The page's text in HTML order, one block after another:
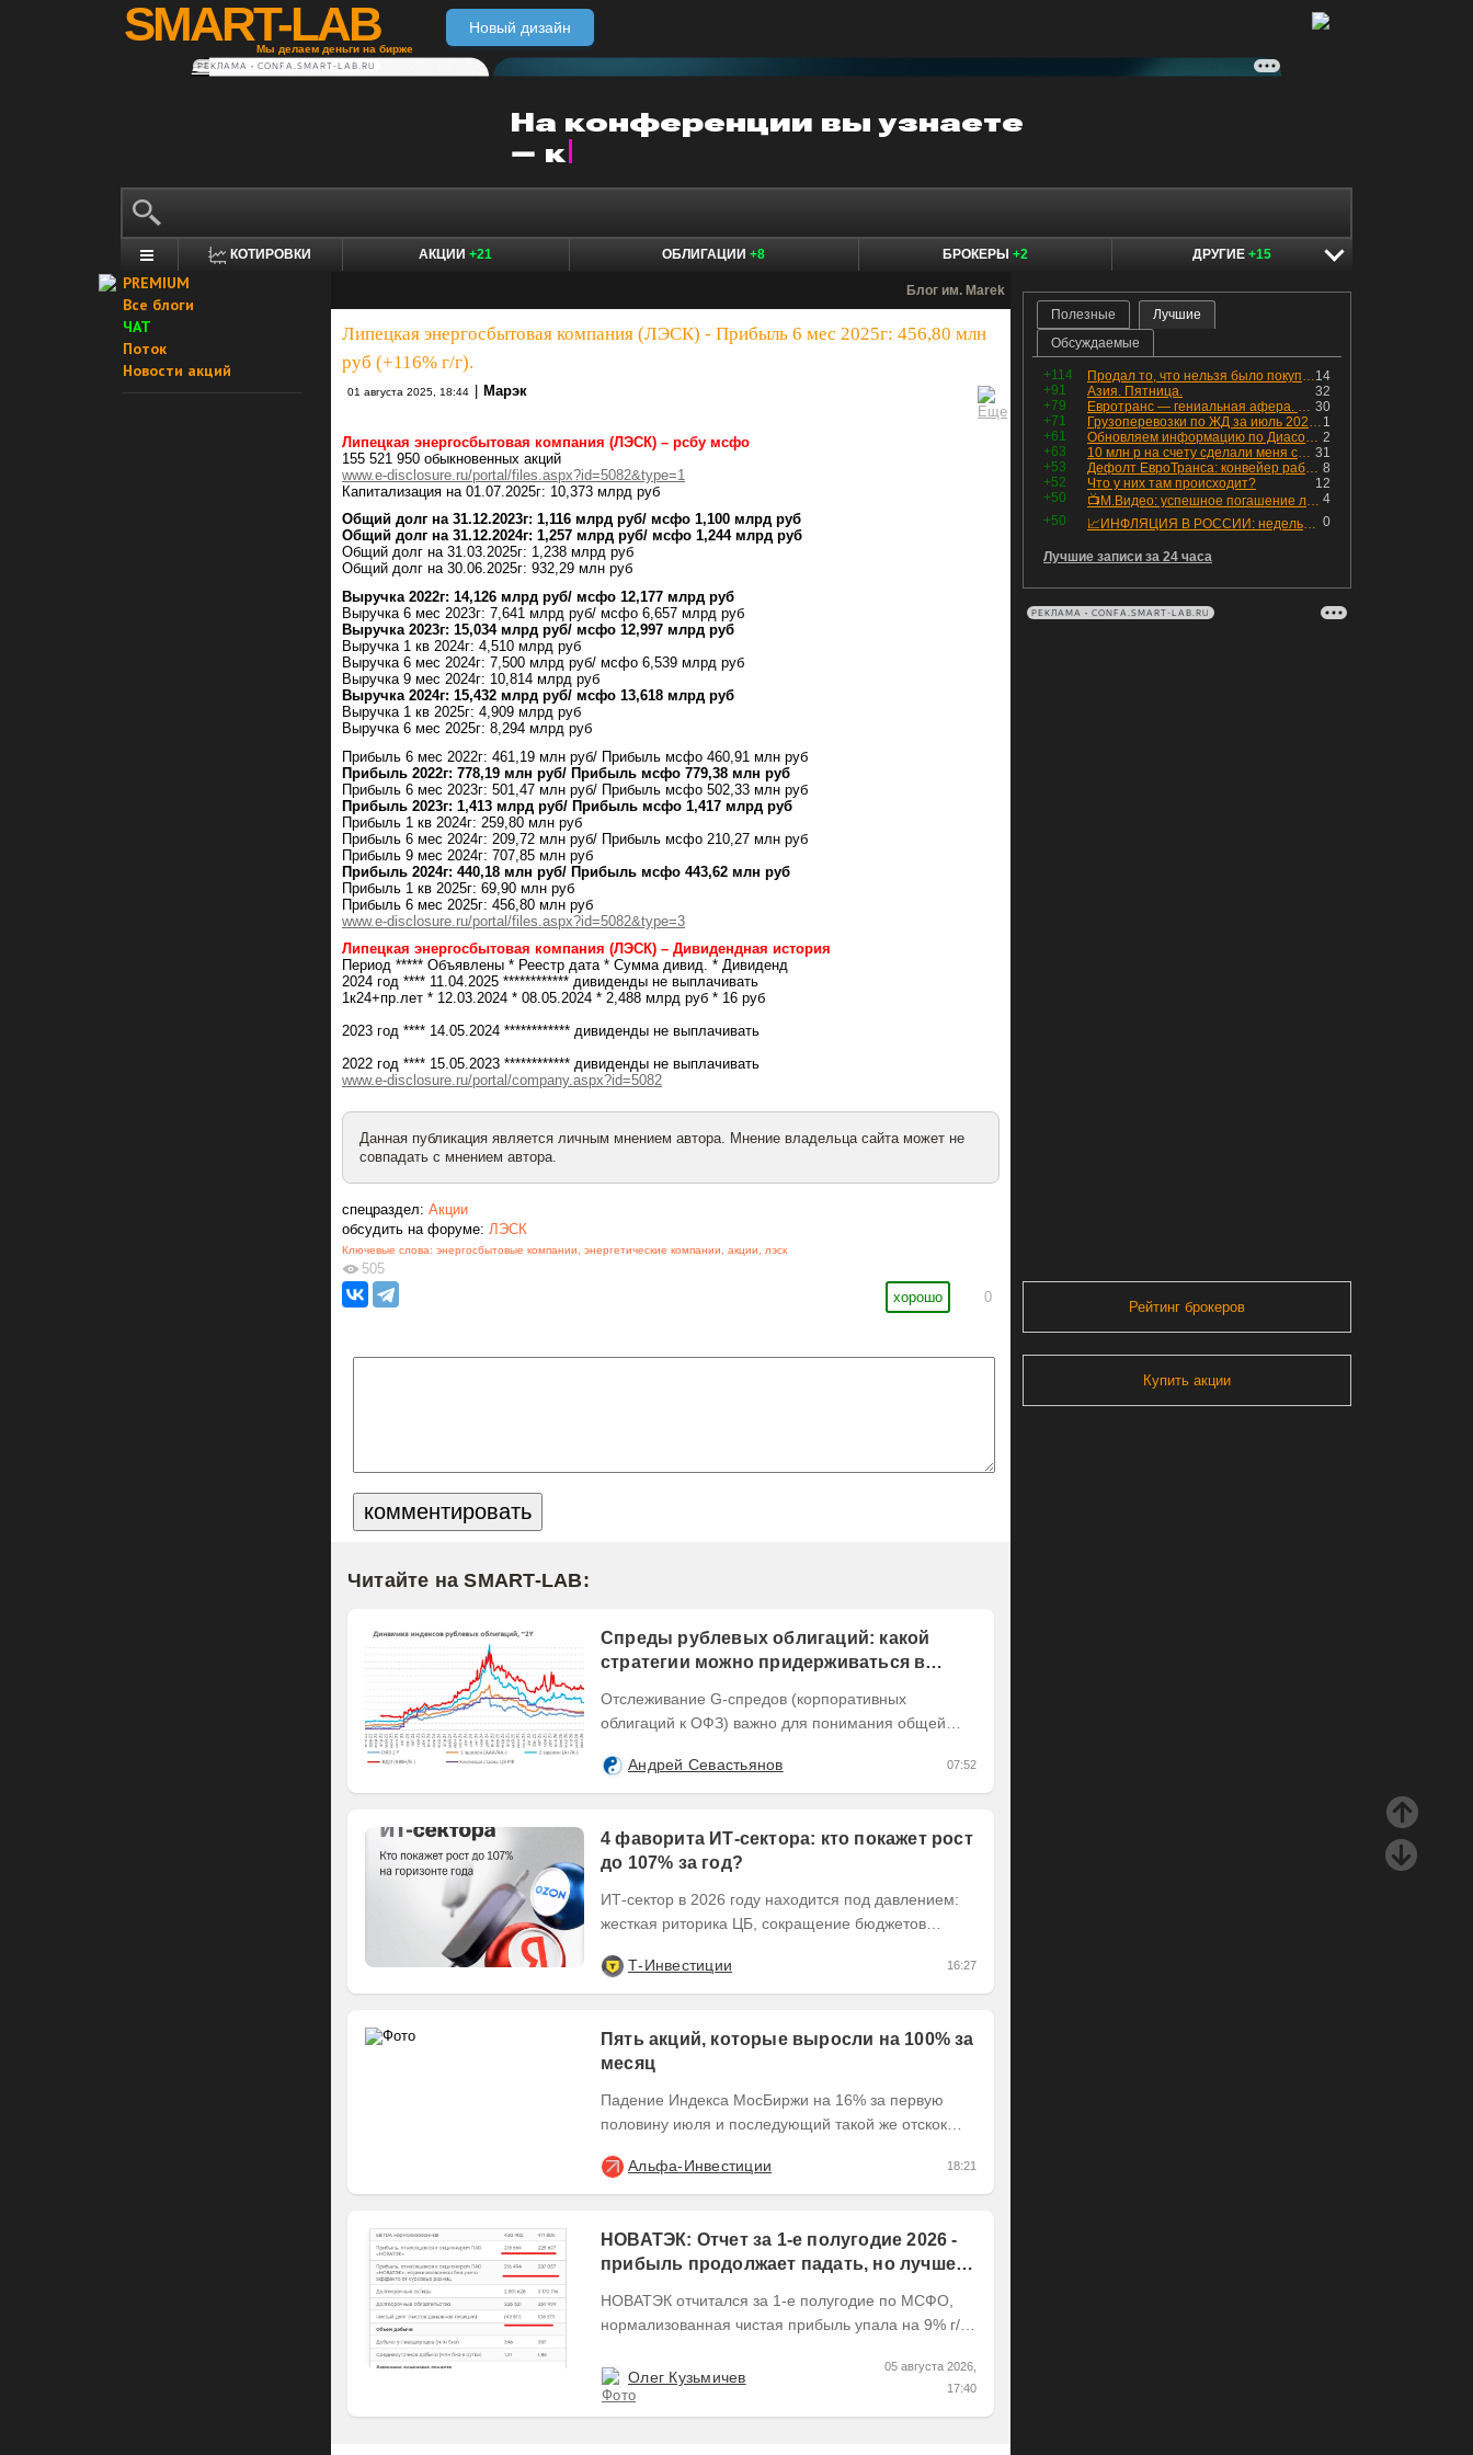
SMART-LAB
Мы делаем деньги на бирже
Новый дизайн
РЕКЛАМА • CONFA.SMART-LAB.RU
КОТИРОВКИ АКЦИИ +21 ОБЛИГАЦИИ +8 БРОКЕРЫ +2 ДРУГИЕ +15
PREMIUM
Все блоги
ЧАТ
Поток
Новости акций
Блог им. Marek
Липецкая энергосбытовая компания (ЛЭСК) - Прибыль 6 мес 2025г: 456,80 млн
руб (+116% г/г).
01 августа 2025, 18:44 Марэк
Липецкая энергосбытовая компания (ЛЭСК) – рсбу мсфо
155 521 950 обыкновенных акций
www.e-disclosure.ru/portal/files.aspx?id=5082&type=1
Капитализация на 01.07.2025г: 10,373 млрд руб
Общий долг на 31.12.2023г: 1,116 млрд руб/ мсфо 1,100 млрд руб
Общий долг на 31.12.2024г: 1,257 млрд руб/ мсфо 1,244 млрд руб
Общий долг на 31.03.2025г: 1,238 млрд руб
Общий долг на 30.06.2025г: 932,29 млн руб
Выручка 2022г: 14,126 млрд руб/ мсфо 12,177 млрд руб
Выручка 6 мес 2023г: 7,641 млрд руб/ мсфо 6,657 млрд руб
Выручка 2023г: 15,034 млрд руб/ мсфо 12,997 млрд руб
Выручка 1 кв 2024г: 4,510 млрд руб
Выручка 6 мес 2024г: 7,500 млрд руб/ мсфо 6,539 млрд руб
Выручка 9 мес 2024г: 10,814 млрд руб
Выручка 2024г: 15,432 млрд руб/ мсфо 13,618 млрд руб
Выручка 1 кв 2025г: 4,909 млрд руб
Выручка 6 мес 2025г: 8,294 млрд руб
Прибыль 6 мес 2022г: 461,19 млн руб/ Прибыль мсфо 460,91 млн руб
Прибыль 2022г: 778,19 млн руб/ Прибыль мсфо 779,38 млн руб
Прибыль 6 мес 2023г: 501,47 млн руб/ Прибыль мсфо 502,33 млн руб
Прибыль 2023г: 1,413 млрд руб/ Прибыль мсфо 1,417 млрд руб
Прибыль 1 кв 2024г: 259,80 млн руб
Прибыль 6 мес 2024г: 209,72 млн руб/ Прибыль мсфо 210,27 млн руб
Прибыль 9 мес 2024г: 707,85 млн руб
Прибыль 2024г: 440,18 млн руб/ Прибыль мсфо 443,62 млн руб
Прибыль 1 кв 2025г: 69,90 млн руб
Прибыль 6 мес 2025г: 456,80 млн руб
www.e-disclosure.ru/portal/files.aspx?id=5082&type=3
Липецкая энергосбытовая компания (ЛЭСК) – Дивидендная история
Период ***** Объявлены * Реестр дата * Сумма дивид. * Дивиденд
2024 год **** 11.04.2025 ************ дивиденды не выплачивать
1к24+пр.лет * 12.03.2024 * 08.05.2024 * 2,488 млрд руб * 16 руб
2023 год **** 14.05.2024 ************ дивиденды не выплачивать
2022 год **** 15.05.2023 ************ дивиденды не выплачивать
www.e-disclosure.ru/portal/company.aspx?id=5082
Данная публикация является личным мнением автора. Мнение владельца сайта может не
совпадать с мнением автора.
спецраздел: Акции
обсудить на форуме: ЛЭСК
Ключевые слова: энергосбытовые компании энергетические компании акции лэск
505
хорошо
0
Читайте на SMART-LAB:
Спреды рублевых облигаций: какой
стратегии можно придерживаться в
Отслеживание G-спредов (корпоративных
облигаций к ОФЗ) важно для понимания общей
отражающей текущую...
Андрей Севастьянов 07:52
4 фаворита ИТ-сектора: кто покажет рост
до 107% за год?
ИТ-сектор в 2026 году находится под давлением:
жесткая риторика ЦБ, сокращение бюджетов
Т-Инвестиции
16:27
Пять акций, которые выросли на 100% за
месяц
Падение Индекса МосБиржи на 16% за первую
половину июля и последующий такой же отскок
наиболее...
Альфа-Инвестиции 18:21
НОВАТЭК: Отчет за 1-е полугодие 2026 -
прибыль продолжает падать, но лучшее
НОВАТЭК отчитался за 1-е полугодие по МСФО,
нормализованная чистая прибыль упала на 9% г/г
Олег Кузьмичев
05 августа 2026,
17:40
Полезные
Лучшие
Обсуждаемые
+114 14
Продал то, что нельзя было покупать. Изменения в портфеле
+91
32
Азия. Пятница.
+79
30
Евротранс — гениальная афера. Собрал с инвесторов денег, выплатил дивидендов больше текущей капитализации и ушёл в дефолт
+71
1
Грузоперевозки по ЖД за июль 2026 г. — четвёртый месяц подряд роста, чёрные металлы на уровне прошлого года, а каменный уголь в плюсе.
+61
2
Обновляем информацию по Диасофту: дивиденды и выкуп
+63
31
10 млн р на счету сделали меня счастливым? Ожидание vs Реальность!
+53
8
Дефолт ЕвроТранса: конвейер работает исправно
+52
12
Что у них там происходит?
+50
4
📺М.Видео: успешное погашение любимого флоатера
+50
0
📈ИНФЛЯЦИЯ В РОССИИ: недельная дефляция, но в годовом выражении рост 😢
Лучшие записи за 24 часа
РЕКЛАМА • CONFA.SMART-LAB.RU
Рейтинг брокеров
Купить акции